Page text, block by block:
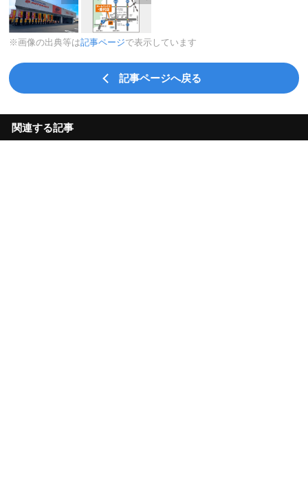
※画像の出典等は記事ページで表示しています
記事ページへ戻る
関連する記事